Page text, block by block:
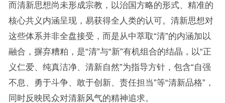
而清新思想尚未形成宗教，以治国方略的形式、精准的
核心共义内涵呈现，易获得全人类的认可。清新思想对
这些体系并非全盘接受，而是从中萃取“清”的内涵加以
融合，摒弃糟粕，是“清”与“新”有机组合的结晶，以“正
义仁爱、纯真洁净、清新自然”为指导方针，包含“自强
不息、勇于斗争、敢于创新、责任担当”等“清新品格”，
同时反映民众对清新风气的精神追求。